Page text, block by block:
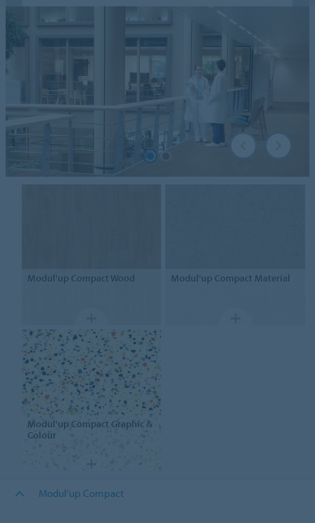
Modul'upCompact Wood Modul'up Compact Material
Modul'upCompact Graphic &
Colour
Modul'up Compact